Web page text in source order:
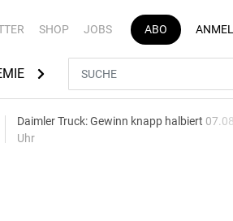
SHOP JOBS ABO
AUTOMARKEN
Daimler Truck: Gewinn knapp halbiert
Uhr